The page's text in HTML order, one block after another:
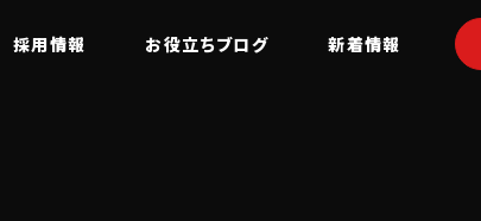
採用情報 お役立ちブログ 新着情報